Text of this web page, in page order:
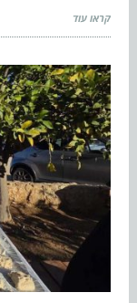
קראו עוד